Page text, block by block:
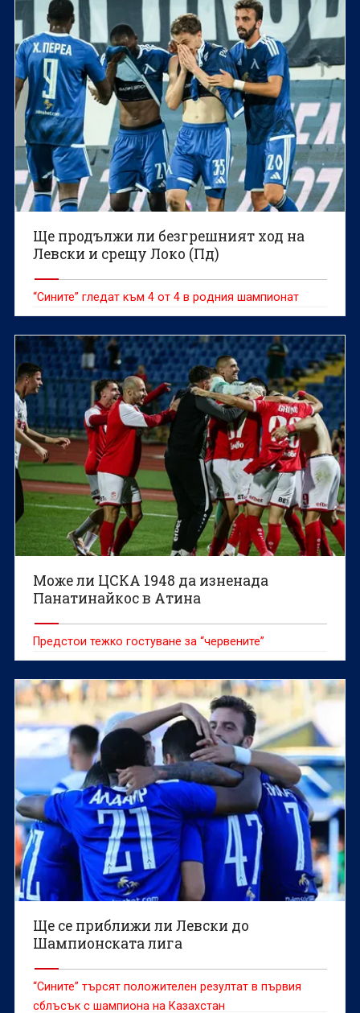
Ще продължи ли безгрешният ход на
Левски и срещу Локо (Пд)
“Сините” гледат към 4 от 4 в родния шампионат
Може ли ЦСКА 1948 да изненада
Панатинайкос в Атина
Предстои тежко гостуване за “червените”
Ще се приближи ли Левски до
Шампионската лига
“Сините” търсят положителен резултат в първия
сблъсък с шампиона на Казахстан